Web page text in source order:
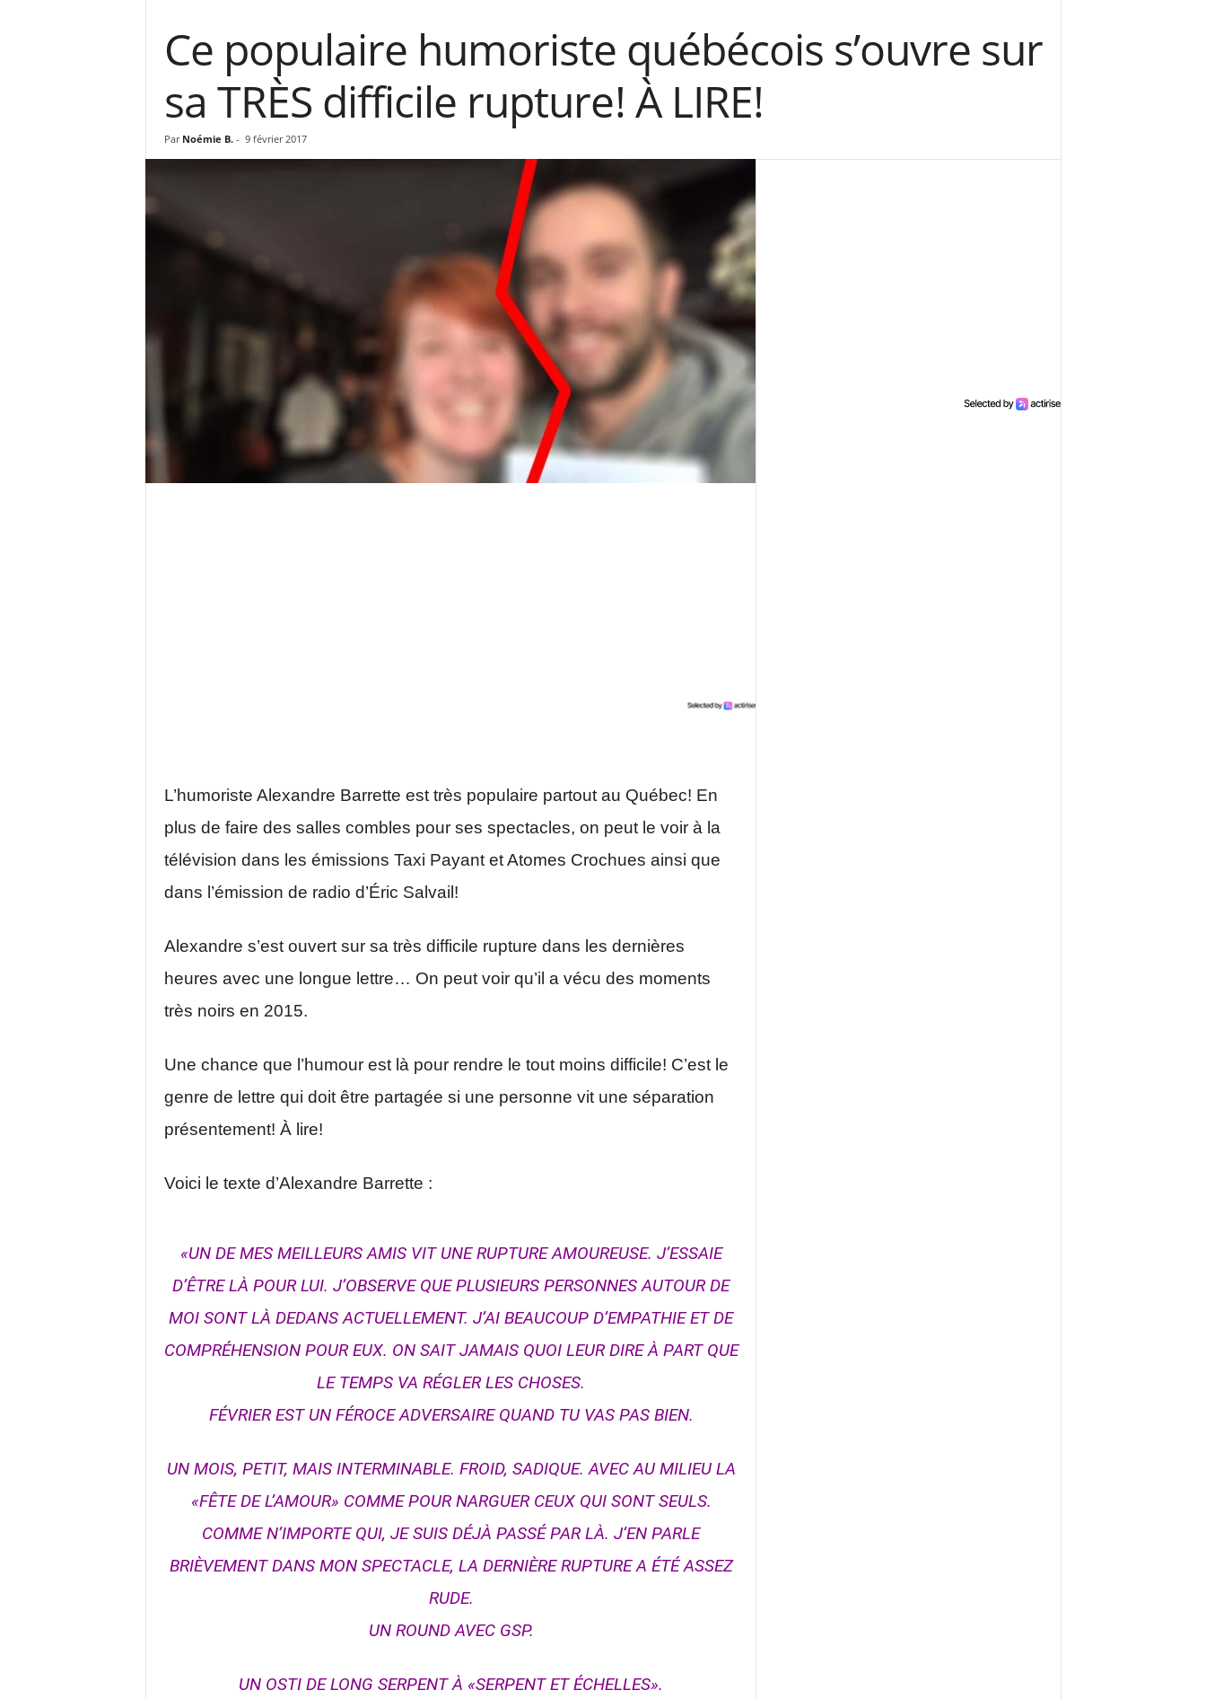
Ce populaire humoriste québécois s’ouvre sur
sa TRÈS difficile rupture! À LIRE!
Par Noémie B. - 9 février 2017
L’humoriste Alexandre Barrette est très populaire partout au Québec! En
plus de faire des salles combles pour ses spectacles, on peut le voir à la
télévision dans les émissions Taxi Payant et Atomes Crochues ainsi que
dans l’émission de radio d’Éric Salvail!
Alexandre s’est ouvert sur sa très difficile rupture dans les dernières
heures avec une longue lettre… On peut voir qu’il a vécu des moments
très noirs en 2015.
Une chance que l’humour est là pour rendre le tout moins difficile! C’est le
genre de lettre qui doit être partagée si une personne vit une séparation
présentement! À lire!
Voici le texte d’Alexandre Barrette :
«UN DE MES MEILLEURS AMIS VIT UNE RUPTURE AMOUREUSE. J’ESSAIE
D’ÊTRE LÀ POUR LUI. J’OBSERVE QUE PLUSIEURS PERSONNES AUTOUR DE
MOI SONT LÀ DEDANS ACTUELLEMENT. J’AI BEAUCOUP D’EMPATHIE ET DE
COMPRÉHENSION POUR EUX. ON SAIT JAMAIS QUOI LEUR DIRE À PART QUE
LE TEMPS VA RÉGLER LES CHOSES.
FÉVRIER EST UN FÉROCE ADVERSAIRE QUAND TU VAS PAS BIEN.
UN MOIS, PETIT, MAIS INTERMINABLE. FROID, SADIQUE. AVEC AU MILIEU LA
«FÊTE DE L’AMOUR» COMME POUR NARGUER CEUX QUI SONT SEULS.
COMME N’IMPORTE QUI, JE SUIS DÉJÀ PASSÉ PAR LÀ. J’EN PARLE
BRIÈVEMENT DANS MON SPECTACLE, LA DERNIÈRE RUPTURE A ÉTÉ ASSEZ
RUDE.
UN ROUND AVEC GSP.
UN OSTI DE LONG SERPENT À «SERPENT ET ÉCHELLES».